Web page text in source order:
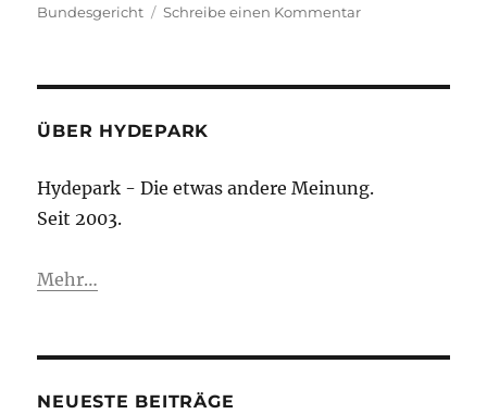
Bundesgericht
Schreibe einen Kommentarzu
044
25
ÜBER HYDEPARK
Hydepark - Die etwas andere Meinung.
Seit 2003.
Mehr…
NEUESTE BEITRÄGE